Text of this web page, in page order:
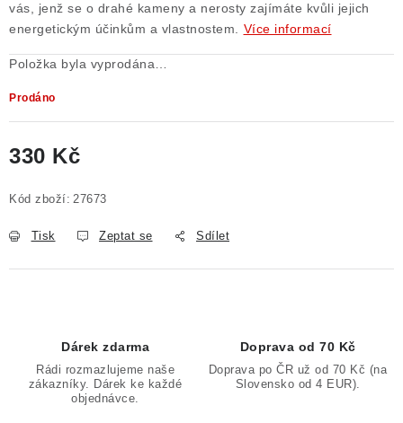
vás, jenž se o drahé kameny a nerosty zajímáte kvůli jejich
energetickým účinkům a vlastnostem.
Více informací
Položka byla vyprodána…
Prodáno
330 Kč
Kód zboží: 27673
Tisk Zeptat se Sdílet
Dárek zdarma
Rádi rozmazlujeme naše
zákazníky. Dárek ke každé
objednávce.
Doprava od 70 Kč
Doprava po ČR už od 70 Kč (na
Slovensko od 4 EUR).